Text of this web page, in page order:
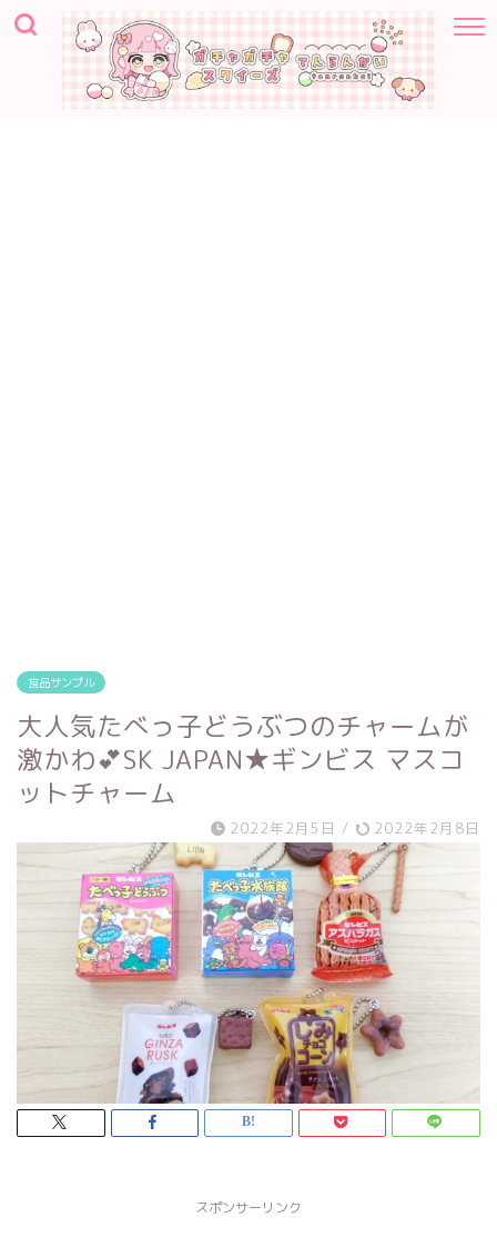
食品サンプル
大人気たべっ子どうぶつのチャームが
激かわ💕SK JAPAN★ギンビス マスコ
ットチャーム
2022年2月5日 / 2022年2月8日
スポンサーリンク